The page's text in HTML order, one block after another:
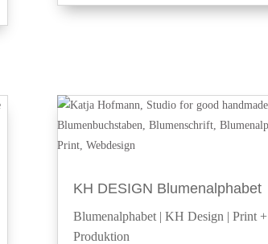
KH DESIGN Blumenalphabet
Blumenalphabet| KH Design | Print +
Produktion